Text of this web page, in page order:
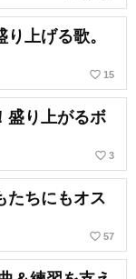
上げる歌。
favorite_border 15
盛り上がるボ
favorite_border 3
たちにもオス
favorite_border 57